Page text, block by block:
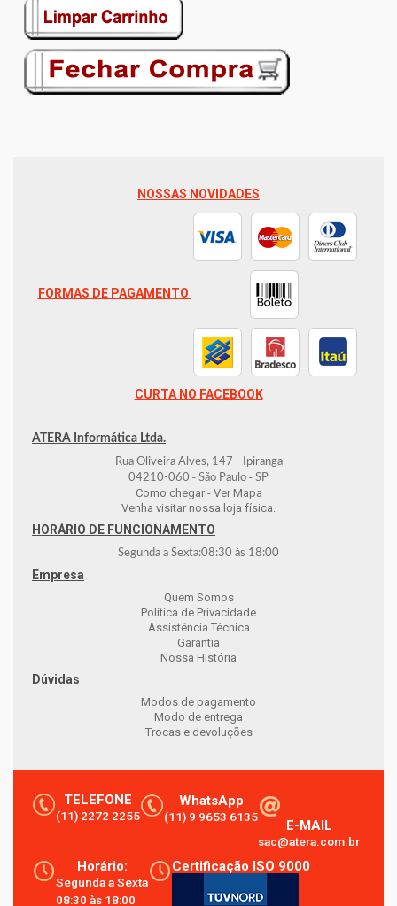
NOSSAS NOVIDADES
FORMAS DE PAGAMENTO
CURTA NO FACEBOOK
ATERA Informática Ltda.
Rua Oliveira Alves, 147 - Ipiranga
04210-060 - São Paulo - SP
Como chegar - Ver Mapa
Venha visitar nossa loja física.
HORÁRIO DE FUNCIONAMENTO
Segunda a Sexta:08:30 às 18:00
Empresa
Quem Somos
Política de Privacidade
Assistência Técnica
Garantia
Nossa História
Dúvidas
Modos de pagamento
Modo de entrega
Trocas e devoluções
TELEFONE
(11) 2272 2255
WhatsApp
(11) 9 9653 6135
E-MAIL
sac@atera.com.br
Horário:
Segunda a Sexta
08:30 às 18:00
Certificação ISO 9000